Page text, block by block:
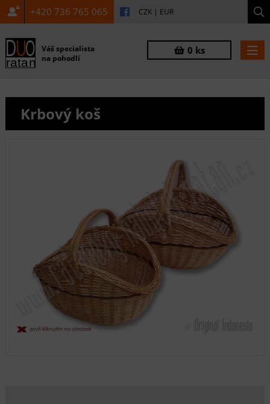
+420 736 765 065 CZK | EUR
Váš specialista
na pohodlí
0 ks
Krbový koš